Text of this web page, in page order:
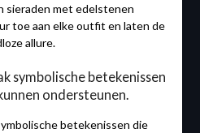
sieraden met edelstenen
toe aan elke outfit en laten de
allure.
symbolische betekenissen
ondersteunen.
betekenissen die